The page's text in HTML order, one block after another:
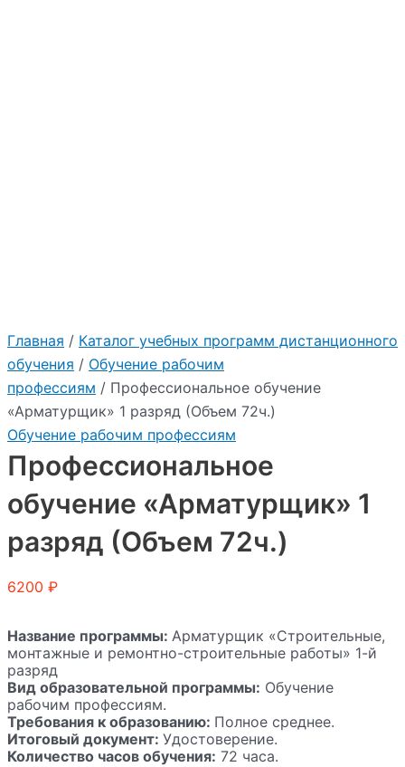
Главная / Каталог учебных программ дистанционного
обучения / Обучение рабочим
профессиям / Профессиональное обучение
«Арматурщик» 1 разряд (Объем 72ч.)
Обучение рабочим профессиям
Профессиональное
обучение «Арматурщик» 1
разряд (Объем 72ч.)
6200 ₽
Название программы: Арматурщик «Строительные,
монтажные и ремонтно-строительные работы» 1-й
разряд
Вид образовательной программы: Обучение
рабочим профессиям.
Требования к образованию: Полное среднее.
Итоговый документ: Удостоверение.
Количество часов обучения: 72 часа.